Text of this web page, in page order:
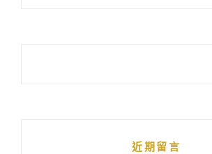
近期留言